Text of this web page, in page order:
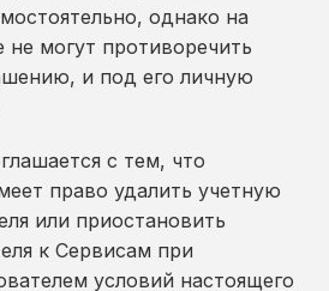
однако на
не могут противоречить
и под его личную
с тем, что
право удалить учетную
или приостановить
к Сервисам при
условий настоящего